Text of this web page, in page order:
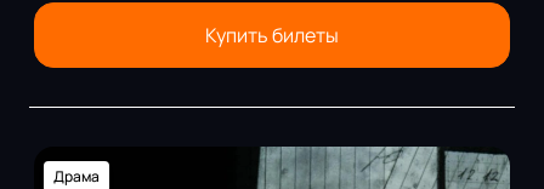
Купить билеты
Драма